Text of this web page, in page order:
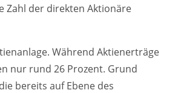
Zahl der direkten Aktionäre
Während Aktienerträge
nur rund 26 Prozent. Grund
bereits auf Ebene des